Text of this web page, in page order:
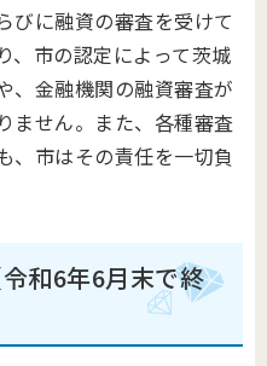
びに融資の審査を受けて
、市の認定によって茨城
、金融機関の融資審査が
ません。また、各種審査
、市はその責任を一切負
和6年6月末で終